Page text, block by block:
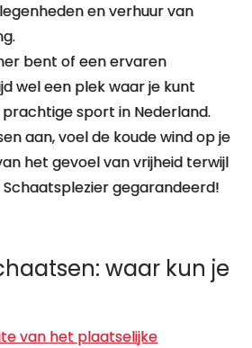
en verhuur van
bent of een ervaren
wel een plek waar je kunt
sport in Nederland.
aan, voel de koude wind op je
het gevoel van vrijheid terwijl
Schaatsplezier gegarandeerd!
waar kun je
van het plaatselijke